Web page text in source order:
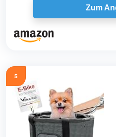
Zum
5